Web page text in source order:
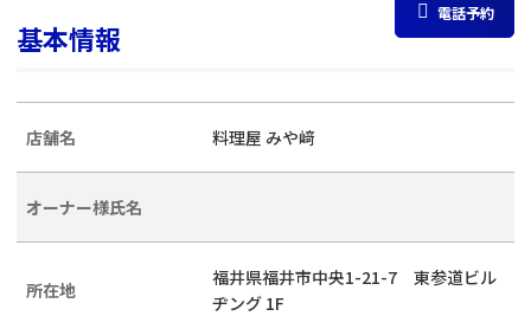
電話予約
基本情報
店舗名 料理屋 みや﨑
オーナー様氏名
所在地
福井県福井市中央1-21-7 東参道ビル
ヂング 1F